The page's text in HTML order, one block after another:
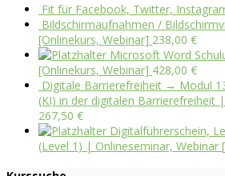
Fit für Facebook, Twitter,
Bildschirmaufnahmen /
[Onlinekurs, Webinar] 238,00 €
Microsoft Word
[Onlinekurs, Webinar] 428,00 €
Digitale Barrierefreiheit → Modul
(KI) in der digitalen Barrierefreiheit
267,50 €
Digitalführerschein,
(Level 1) | Onlineseminar, Webinar